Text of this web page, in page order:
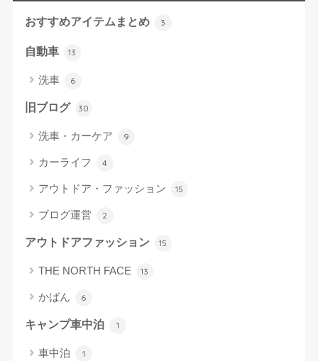
おすすめアイテムまとめ 3
自動車 13
洗車 6
旧ブログ 30
洗車・カーケア 9
カーライフ 4
アウトドア・ファッション 15
ブログ運営 2
アウトドアファッション 15
THE NORTH FACE 13
かばん 6
キャンプ車中泊 1
車中泊 1